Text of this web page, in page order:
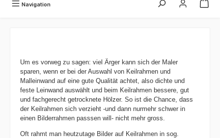
Navigation
Um es vorweg zu sagen: viel Ärger kann sich der Maler
sparen, wenn er bei der Auswahl von Keilrahmen und
Malleinwand auf eine gute Qualität achtet, also dichte und
feste Leinwand auswählt und beim Keilrahmen bessere, gut
und fachgerecht getrocknete Hölzer. So ist die Chance, dass
der Keilrahmen sich verzieht -und dann nurmehr schwer in
einen Bilderrahmen passsen will- nicht mehr gross.
Oft rahmt man heutzutage Bilder auf Keilrahmen in sog.